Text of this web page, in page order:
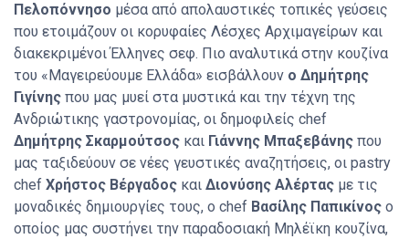
Πελοπόννησο μέσα από απολαυστικές τοπικές γεύσεις
που ετοιμάζουν οι κορυφαίες Λέσχες Αρχιμαγείρων και
διακεκριμένοι Έλληνες σεφ. Πιο αναλυτικά στην κουζίνα
του «Μαγειρεύουμε Ελλάδα» εισβάλλουν ο Δημήτρης
Γιγίνης που μας μυεί στα μυστικά και την τέχνη της
Ανδριώτικης γαστρονομίας, οι δημοφιλείς chef
Δημήτρης Σκαρμούτσος και Γιάννης Μπαξεβάνης που
μας ταξιδεύουν σε νέες γευστικές αναζητήσεις, οι pastry
chef Χρήστος Βέργαδος και Διονύσης Αλέρτας με τις
μοναδικές δημιουργίες τους, ο chef Βασίλης Παπικίνος ο
οποίος μας συστήνει την παραδοσιακή Μηλέϊκη κουζίνα,